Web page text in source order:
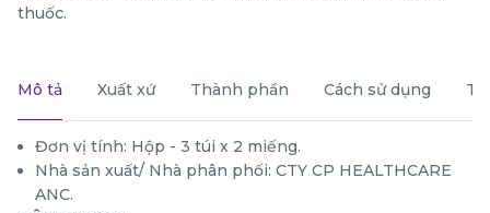
thuốc.
Mô tả Xuất xứ Thành phần Cách sử dụng
Đơn vị tính: Hộp - 3 túi x 2 miếng.
Nhà sản xuất/ Nhà phân phối: CTY CP HEALTHCARE
ANC.